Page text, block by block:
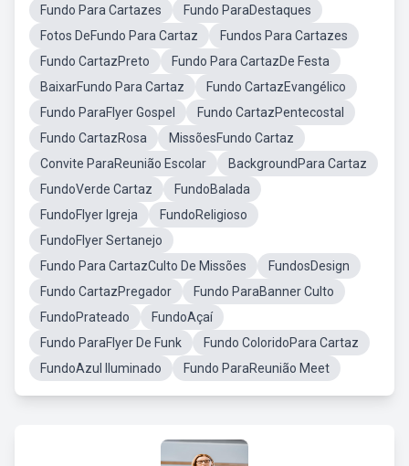
Fundo Para Cartazes
Fundo ParaDestaques
Fotos DeFundo Para Cartaz
Fundos Para Cartazes
Fundo CartazPreto
Fundo Para CartazDe Festa
BaixarFundo Para Cartaz
Fundo CartazEvangélico
Fundo ParaFlyer Gospel
Fundo CartazPentecostal
Fundo CartazRosa
MissõesFundo Cartaz
Convite ParaReunião Escolar
BackgroundPara Cartaz
FundoVerde Cartaz
FundoBalada
FundoFlyer Igreja
FundoReligioso
FundoFlyer Sertanejo
Fundo Para CartazCulto De Missões
FundosDesign
Fundo CartazPregador
Fundo ParaBanner Culto
FundoPrateado
FundoAçaí
Fundo ParaFlyer De Funk
Fundo ColoridoPara Cartaz
FundoAzul Iluminado
Fundo ParaReunião Meet